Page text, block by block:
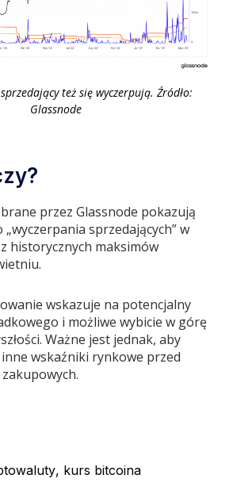
też się wyczerpują. Źródło:
Glassnode
przez Glassnode pokazują
„wyczerpania sprzedających” w
historycznych maksimów
wskazuje na potencjalny
i możliwe wybicie w górę
Ważne jest jednak, aby
wskaźniki rynkowe przed
, kurs bitcoina